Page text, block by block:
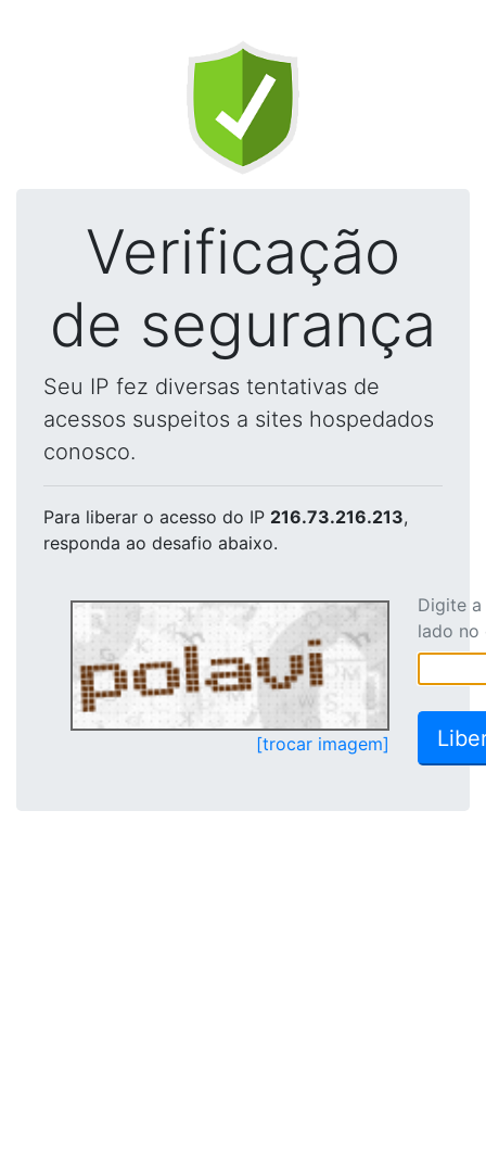
Verificação
de segurança
Seu IP fez diversas tentativas de
acessos suspeitos a sites hospedados
conosco.
Para liberar o acesso do IP 216.73.216.213,
responda ao desafio abaixo.
[trocar imagem]
Digite
lado no